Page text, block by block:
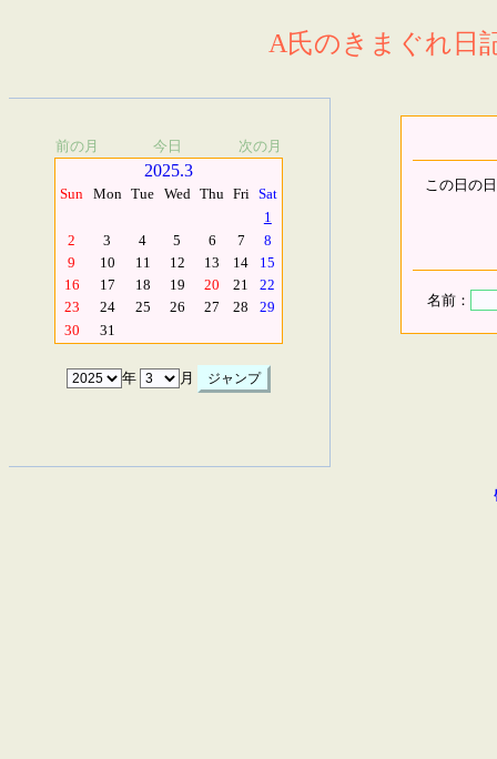
A氏のきまぐれ日
前の月 今日 次の月
2025.3
Sun Mon Tue Wed Thu Fri Sat
1
2
3 4 5 6 7
8
9
10 11 12 13 14
15
16
17 18 19 20 21
22
23
24 25 26 27 28
29
30
31
年 月
この日の
名前：